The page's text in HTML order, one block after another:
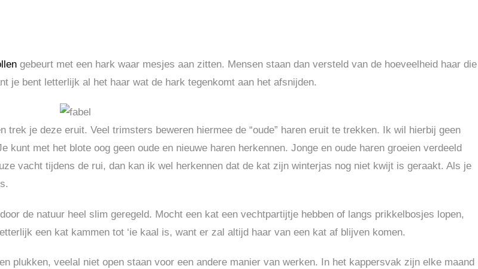
gebeurt met een hark waar mesjes aan zitten. Mensen staan dan versteld van de hoeveelheid haar die
je bent letterlijk al het haar wat de hark tegenkomt aan het afsnijden.
je deze eruit. Veel trimsters beweren hiermee de “oude” haren eruit te trekken. Ik wil hierbij geen
met het blote oog geen oude en nieuwe haren herkennen. Jonge en oude haren groeien verdeeld
vacht tijdens de rui, dan kan ik wel herkennen dat de kat zijn winterjas nog niet kwijt is geraakt. Als je
de natuur heel slim geregeld. Mocht een kat een vechtpartijtje hebben of langs prikkelbosjes lopen,
een kat kammen tot ‘ie kaal is, want er zal altijd haar van een kat af blijven komen.
plukken, veelal niet open staan voor een andere manier van werken. In het kappersvak zijn elke maand